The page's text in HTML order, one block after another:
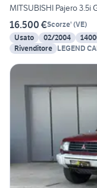
MITSUBISHI Pajero 3.5i
16.500 €Scorze' (VE)
Usato
02/2004
Rivenditore LEGEND